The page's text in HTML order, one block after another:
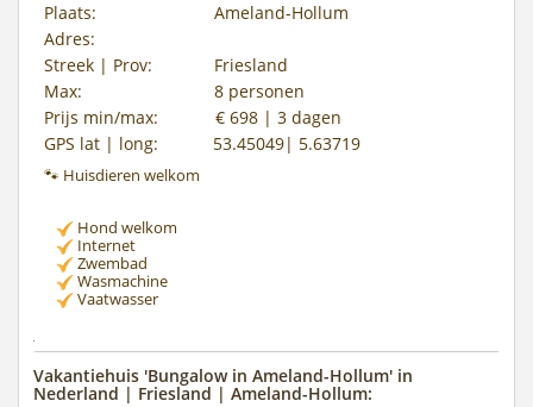
Plaats:
Ameland-Hollum
Adres:
Streek | Prov:
Friesland
Max:
8 personen
Prijs min/max:
€ 698 | 3 dagen
GPS lat | long:
53.45049| 5.63719
🐾 Huisdieren welkom
Hond welkom
Internet
Zwembad
Wasmachine
Vaatwasser
Vakantiehuis 'Bungalow in Ameland-Hollum' in
Nederland | Friesland | Ameland-Hollum: